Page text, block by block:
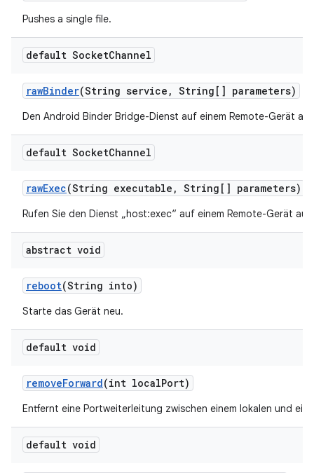
Pushes a single file.
default SocketChannel
rawBinder(String service , String[] parameters)
Den Android Binder Bridge-Dienst auf einem Remote-Gerät
default SocketChannel
rawExec(String executable , String[] parameters)
Rufen Sie den Dienst „host:exec“ auf einem Remote-Gerät auf.
abstract void
reboot(String into)
Starte das Gerät neu.
default void
removeForward(int localPort)
Entfernt eine Portweiterleitung zwischen einem lokalen und
default void